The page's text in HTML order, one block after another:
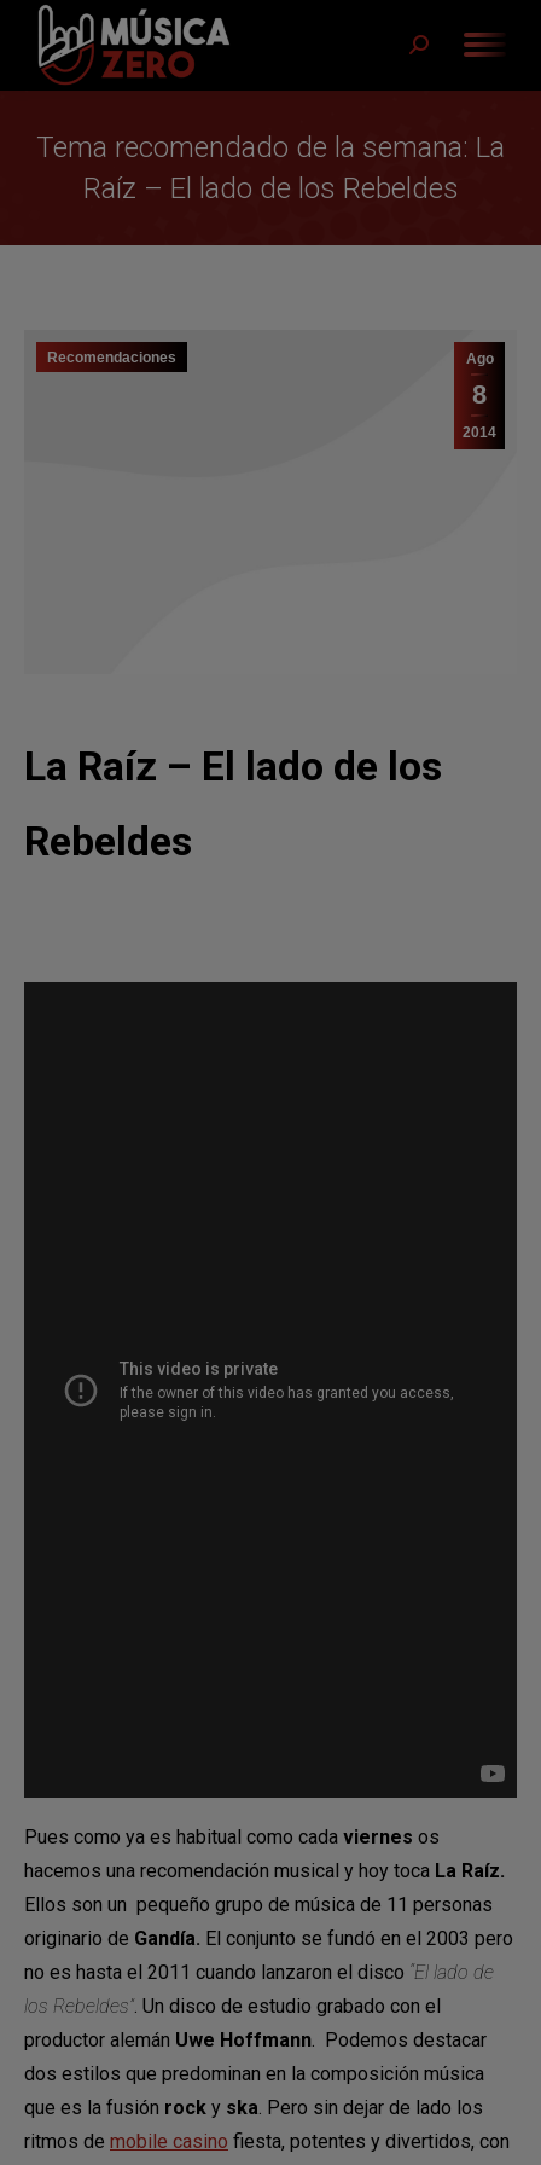
Buscar:
Tema recomendado de la semana: La
Raíz – El lado de los Rebeldes
Ago
8
2014
Recomendaciones
La Raíz – El lado de los
Rebeldes
Pues como ya es habitual como cada viernes os
hacemos una recomendación musical y hoy toca La Raíz.
Ellos son un pequeño grupo de música de 11 personas
originario de Gandía. El conjunto se fundó en el 2003 pero
no es hasta el 2011 cuando lanzaron el disco “El lado de
los Rebeldes”. Un disco de estudio grabado con el
productor alemán Uwe Hoffmann. Podemos destacar
dos estilos que predominan en la composición música
que es la fusión rock y ska. Pero sin dejar de lado los
ritmos de mobile casino fiesta, potentes y divertidos, con